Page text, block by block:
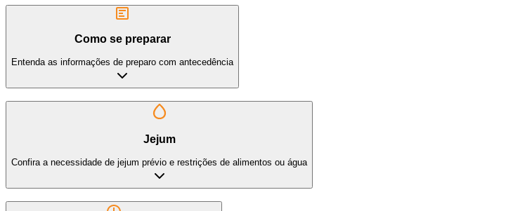
Como se preparar
Entenda as informações de preparo com antecedência
Jejum
Confira a necessidade de jejum prévio e restrições de alimentos ou água